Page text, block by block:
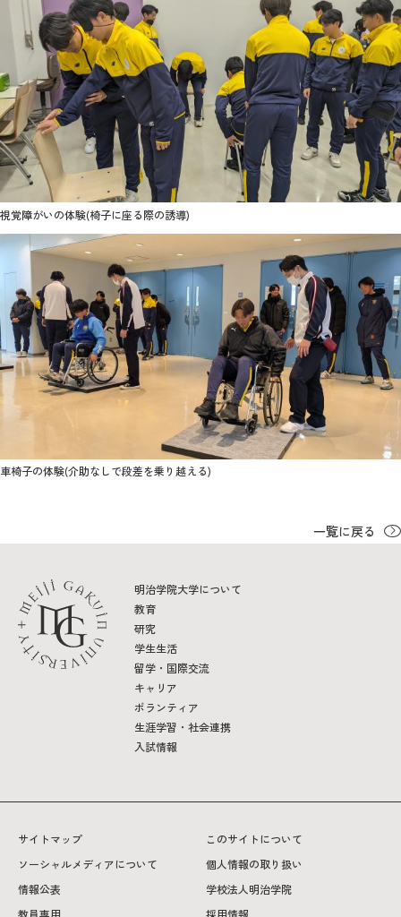
視覚障がいの体験(椅子に座る際の誘導)
車椅子の体験(介助なしで段差を乗り越える)
一覧に戻る
明治学院大学について
教育
研究
学生生活
留学・国際交流
キャリア
ボランティア
生涯学習・社会連携
入試情報
サイトマップ
このサイトについて
ソーシャルメディアについて
個人情報の取り扱い
情報公表
学校法人明治学院